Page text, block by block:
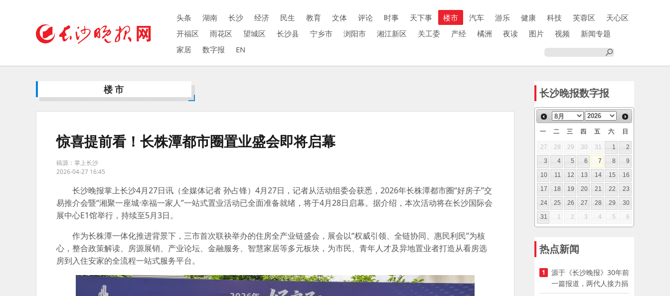
头条 湖南 长沙 经济 民生 教育 文体 评论 时事 天下事 楼市 汽车 游乐 健康 科技 芙蓉区
天心区
开福区
雨花区 望城区 长沙县 宁乡市 浏阳市 湘江新区 关工委 产经 橘洲 夜读 图片 视频
新闻专题
家居
数字报 EN
楼市
惊喜提前看！长株潭都市圈置业盛会即将启幕
稿源：掌上长沙
2026-04-27 16:45
长沙晚报掌上长沙4月27日讯（全媒体记者 孙占锋）4月27日，记者从活动组委会获悉，2026年长株潭都市圈“好房子”交
易推介会暨“湘聚一座城·幸福一家人”一站式置业活动已全面准备就绪，将于4月28日启幕。据介绍，本次活动将在长沙国际会
展中心E1馆举行，持续至5月3日。
作为长株潭一体化推进背景下，三市首次联袂举办的住房全产业链盛会，展会以“权威引领、全链协同、惠民利民”为核
心，整合政策解读、房源展销、产业论坛、金融服务、智慧家居等多元板块，为市民、青年人才及异地置业者打造从看房选
房到入住安家的全流程一站式服务平台。
长沙晚报数字报
一 二 三 四 五 六 日
27 28 29 30 31 1
2
3
4 5 6 7 8
9
10
11 12 13 14 15
16
17
18 19 20 21 22
23
24
25 26 27 28 29
30
31
1 2 3 4 5 6
热点新闻
1
源于《长沙晚报》30年前
一篇报道，两代人接力捐
资助学